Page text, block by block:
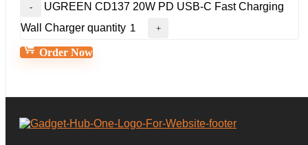
UGREEN CD137 20W PD USB-C Fast Charging
Wall Charger quantity
Order Now